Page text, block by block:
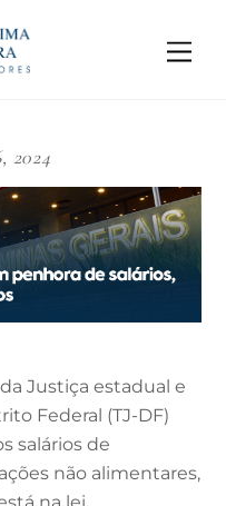
2024
Justiça estadual e
Federal (TJ-DF)
salários de
não alimentares,